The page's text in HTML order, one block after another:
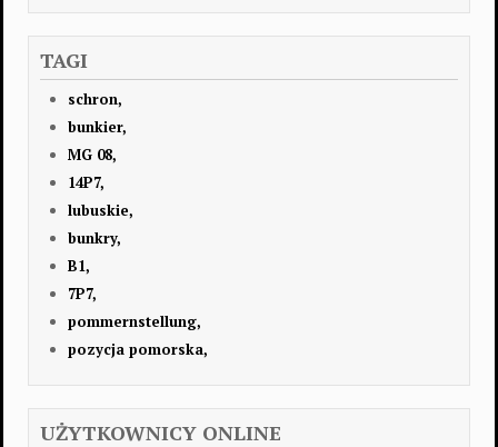
TAGI
schron,
bunkier,
MG 08,
14P7,
lubuskie,
bunkry,
B1,
7P7,
pommernstellung,
pozycja pomorska,
UŻYTKOWNICY ONLINE